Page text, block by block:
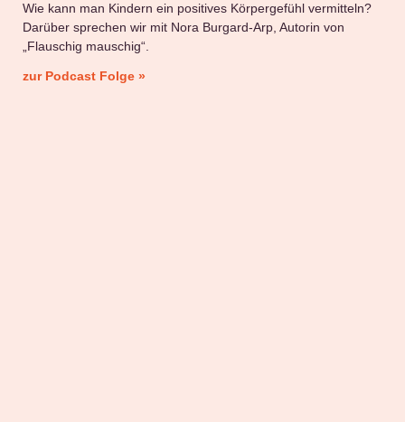
Wie kann man Kindern ein positives Körpergefühl vermitteln?
Darüber sprechen wir mit Nora Burgard-Arp, Autorin von
„Flauschig mauschig“.
zur Podcast Folge »